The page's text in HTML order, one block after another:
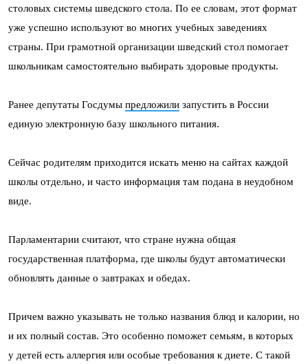
столовых системы шведского стола. По ее словам, этот формат
уже успешно используют во многих учебных заведениях
страны. При грамотной организации шведский стол помогает
школьникам самостоятельно выбирать здоровые продукты.
Ранее депутаты Госдумы предложили запустить в России
единую электронную базу школьного питания.
Сейчас родителям приходится искать меню на сайтах каждой
школы отдельно, и часто информация там подана в неудобном
виде.
Парламентарии считают, что стране нужна общая
государственная платформа, где школы будут автоматически
обновлять данные о завтраках и обедах.
Причем важно указывать не только названия блюд и калории, но
и их полный состав. Это особенно поможет семьям, в которых
у детей есть аллергия или особые требования к диете. С такой